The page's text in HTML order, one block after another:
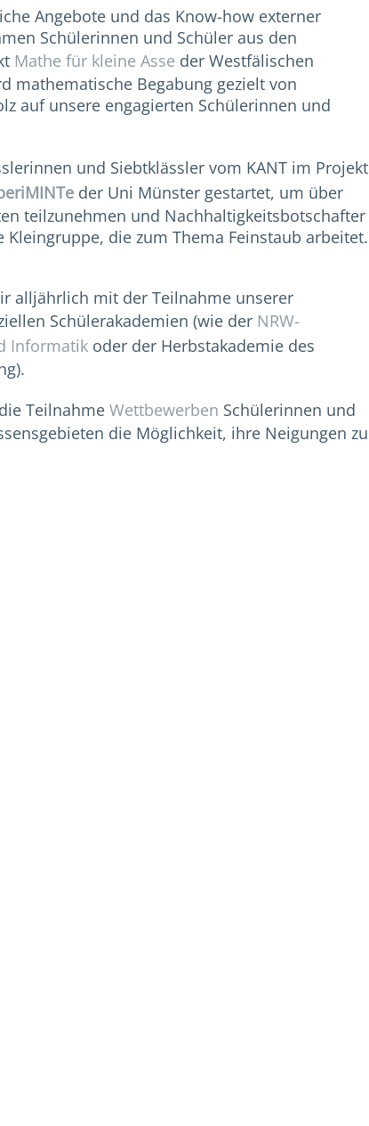
Angebote und das Know-how externer
Schülerinnen und Schüler aus den
Mathe für kleine Asse der Westfälischen
mathematische Begabung gezielt von
auf unsere engagierten Schülerinnen und
und Siebtklässler vom KANT im Projekt
der Uni Münster gestartet, um über
teilzunehmen und Nachhaltigkeitsbotschafter
die zum Thema Feinstaub arbeitet.
alljährlich mit der Teilnahme unserer
Schülerakademien (wie der NRW-
Informatik oder der Herbstakademie des
Teilnahme Wettbewerben Schülerinnen und
die Möglichkeit, ihre Neigungen zu